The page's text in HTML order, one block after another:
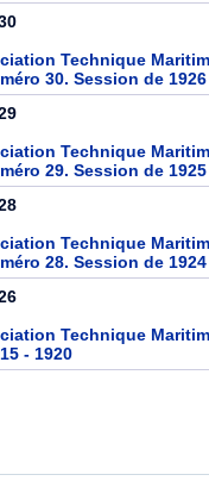
Technique
30. Session de 1926
Technique
29. Session de 1925
Technique
28. Session de 1924
Technique
- 1920